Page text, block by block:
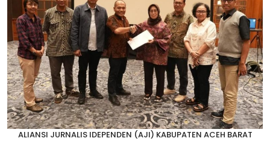
ALIANSI JURNALIS IDEPENDEN (AJI) KABUPATEN ACEH BARAT